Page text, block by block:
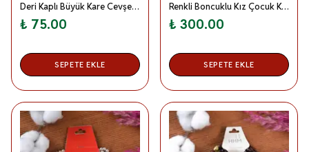
Deri Kaplı Büyük Kare Cevşen – Boyuna Asılabilir Siyah İpli, Özel Deri Çantalı Manevi Dua Kitabı
₺ 75.00
SEPETE EKLE
Renkli Boncuklu Kız Çocuk Kolyesi Koyu Yeşil 10 Adet
₺ 300.00
SEPETE EKLE